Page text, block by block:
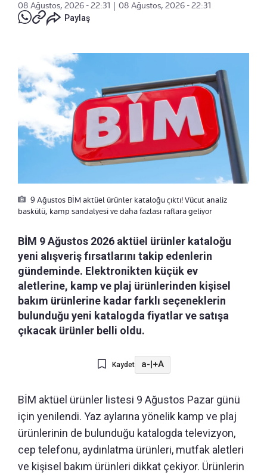
08 Ağustos, 2026 - 22:31
08 Ağustos, 2026 - 22:31
Paylaş
9 Ağustos BİM aktüel ürünler kataloğu çıktı! Vücut analiz
baskülü, kamp sandalyesi ve daha fazlası raflara geliyor
BİM 9 Ağustos 2026 aktüel ürünler kataloğu
yeni alışveriş fırsatlarını takip edenlerin
gündeminde. Elektronikten küçük ev
aletlerine, kamp ve plaj ürünlerinden kişisel
bakım ürünlerine kadar farklı seçeneklerin
bulunduğu yeni katalogda fiyatlar ve satışa
çıkacak ürünler belli oldu.
Kaydet a-|+A
BİM aktüel ürünler listesi 9 Ağustos Pazar günü
için yenilendi. Yaz aylarına yönelik kamp ve plaj
ürünlerinin de bulunduğu katalogda televizyon,
cep telefonu, aydınlatma ürünleri, mutfak aletleri
ve kişisel bakım ürünleri dikkat çekiyor. Ürünlerin